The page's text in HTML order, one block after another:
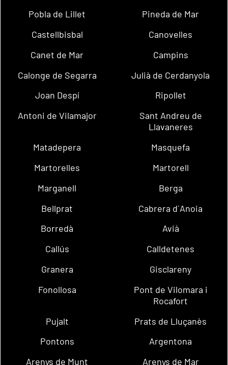
Pobla de Lillet
Pineda de Mar
Castellbisbal
Canovelles
Canet de Mar
Campins
Calonge de Segarra
Julià de Cerdanyola
Joan Despí
Ripollet
Antoni de Vilamajor
Sant Andreu de
Llavaneres
Matadepera
Masquefa
Martorelles
Martorell
Marganell
Berga
Bellprat
Cabrera d´Anoia
Borredà
Avià
Callús
Calldetenes
Granera
Gisclareny
Fonollosa
Pont de Vilomara i
Rocafort
Pujalt
Prats de Lluçanès
Pontons
Argentona
Arenys de Munt
Arenys de Mar